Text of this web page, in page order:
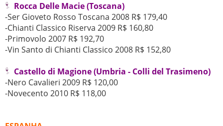
Rocca Delle Macie (Toscana)
-Ser Gioveto Rosso Toscana 2008 R$ 179,40
-Chianti Classico Riserva 2009 R$ 160,80
-Primovolo 2007 R$ 192,70
-Vin Santo di Chianti Classico 2008 R$ 152,80
Castello di Magione (Umbria - Colli del Trasimeno)
-Nero Cavalieri 2009 R$ 120,00
-Novecento 2010 R$ 118,00